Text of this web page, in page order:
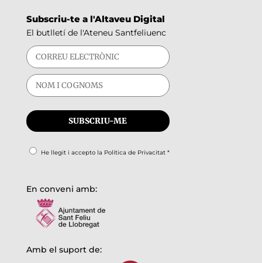
Subscriu-te a l'Altaveu Digital
El butlletí de l'Ateneu Santfeliuenc
He llegit i accepto la Política de Privacitat*
En conveni amb:
Amb el suport de: